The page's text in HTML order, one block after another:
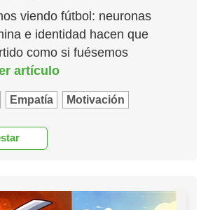
viendo fútbol: neuronas
e identidad hacen que
como si fuésemos
artículo
Empatía Motivación